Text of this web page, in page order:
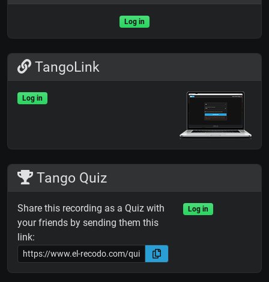
Log in
TangoLink
Log in
Tango Quiz
Share this recording as a Quiz with
your friends by sending them this
link:
Log in